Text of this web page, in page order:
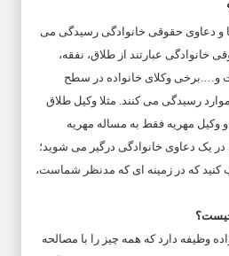
و دعاوی حقوقی خانوادگی رسیدگی می
خانوادگی عبارتند از طلاق، نفقه،
و….برخی وکلای خانواده در سطح
رسیدگی می کنند. مثلا وکیل طلاق
و وکیل مهریه فقط به مساله مهریه
یک دعاوی خانوادگی درگیر می شوید؛
کنید که در زمینه ای که مدنظر شماست،
وظیفه دارد که همه چیز را با مصالحه